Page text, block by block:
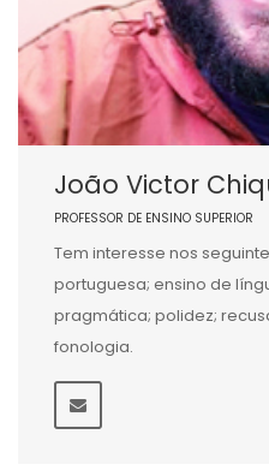
João Victor
PROFESSOR DE ENSINO SUPERIOR
Tem interesse nos
portuguesa; ensino de
pragmática; polidez;
fonologia.